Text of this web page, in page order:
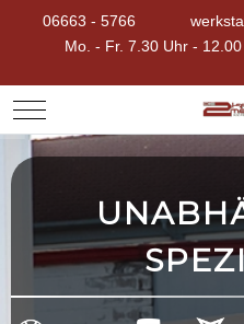
06663 - 5766
Mo. - Fr. 7.30 Uhr -
Mobile Menu Toggle